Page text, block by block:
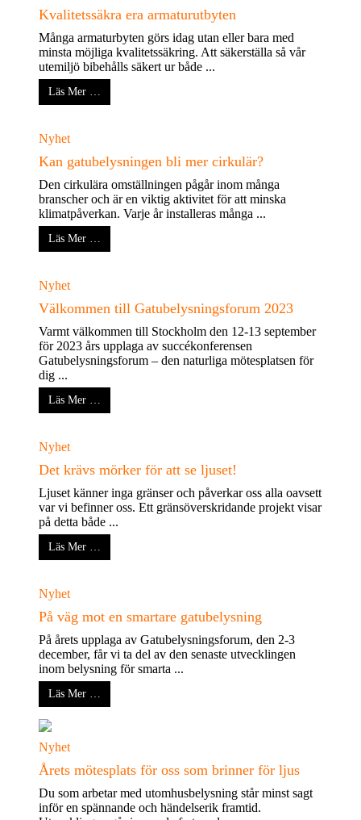
Kvalitetssäkra era armaturutbyten
Många armaturbyten görs idag utan eller bara med
minsta möjliga kvalitetssäkring. Att säkerställa så vår
utemiljö bibehålls säkert ur både ...
Läs Mer …
Nyhet
Kan gatubelysningen bli mer cirkulär?
Den cirkulära omställningen pågår inom många
branscher och är en viktig aktivitet för att minska
klimatpåverkan. Varje år installeras många ...
Läs Mer …
Nyhet
Välkommen till Gatubelysningsforum 2023
Varmt välkommen till Stockholm den 12-13 september
för 2023 års upplaga av succékonferensen
Gatubelysningsforum – den naturliga mötesplatsen för
dig ...
Läs Mer …
Nyhet
Det krävs mörker för att se ljuset!
Ljuset känner inga gränser och påverkar oss alla oavsett
var vi befinner oss. Ett gränsöverskridande projekt visar
på detta både ...
Läs Mer …
Nyhet
På väg mot en smartare gatubelysning
På årets upplaga av Gatubelysningsforum, den 2-3
december, får vi ta del av den senaste utvecklingen
inom belysning för smarta ...
Läs Mer …
Nyhet
Årets mötesplats för oss som brinner för ljus
Du som arbetar med utomhusbelysning står minst sagt
inför en spännande och händelserik framtid.